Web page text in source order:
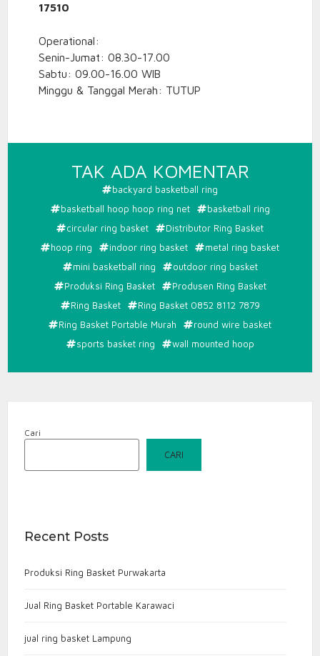
17510
Operational:
Senin-Jumat: 08.30-17.00
Sabtu: 09.00-16.00 WIB
Minggu & Tanggal Merah: TUTUP
TAK ADA KOMENTAR
BASKET
0852
8112
7879
backyard basketball ring
basketball hoop hoop ring net
basketball ring
circular ring basket
Distributor Ring Basket
hoop ring
indoor ring basket
metal ring basket
mini basketball ring
outdoor ring basket
Produksi Ring Basket
Produsen Ring Basket
Ring Basket
Ring Basket 0852 8112 7879
Ring Basket Portable Murah
round wire basket
sports basket ring
wall mounted hoop
Cari
CARI
Recent Posts
Produksi Ring Basket Purwakarta
Jual Ring Basket Portable Karawaci
jual ring basket Lampung